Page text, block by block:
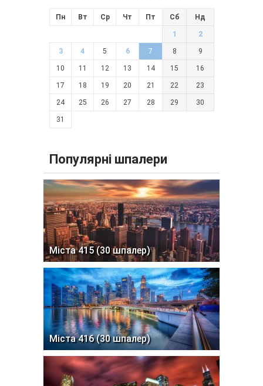
Пн Вт Ср Чт Пт Сб Нд
1 2
3 4 5 6 7 8 9
10 11 12 13 14 15 16
17 18 19 20 21 22 23
24 25 26 27 28 29 30
31
Популярні шпалери
Міста 415 (30 шпалер)
Міста 416 (30 шпалер)